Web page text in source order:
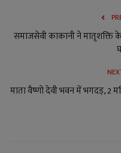
समाजसेवी काकानी ने मातृशक्ति
माता वैष्णो देवी भवन में भगदड़, 2